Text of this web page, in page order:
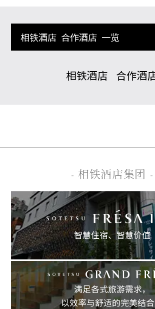
相铁酒店 合作酒店 一览
相铁酒店 合作酒
- 相铁酒店集团 -
智慧住宿、智慧价值
满足各式旅游需求，
以效率与舒适的完美结合